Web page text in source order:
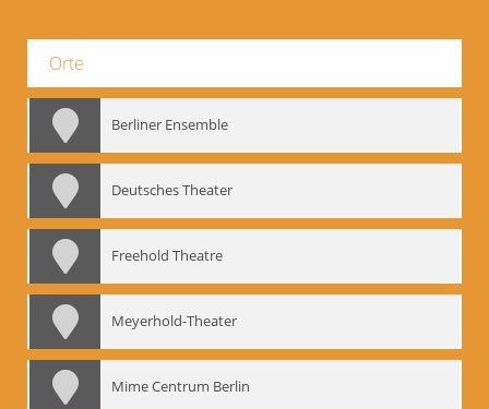
Orte
Berliner Ensemble
Deutsches Theater
Freehold Theatre
Meyerhold-Theater
Mime Centrum Berlin